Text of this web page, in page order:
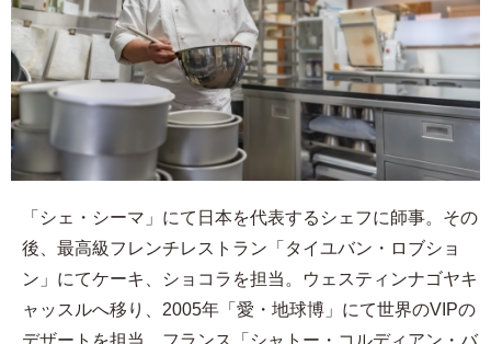
「シェ・シーマ」にて日本を代表するシェフに師事。その
後、最高級フレンチレストラン「タイユバン・ロブショ
ン」にてケーキ、ショコラを担当。ウェスティンナゴヤキ
ャッスルへ移り、2005年「愛・地球博」にて世界のVIPの